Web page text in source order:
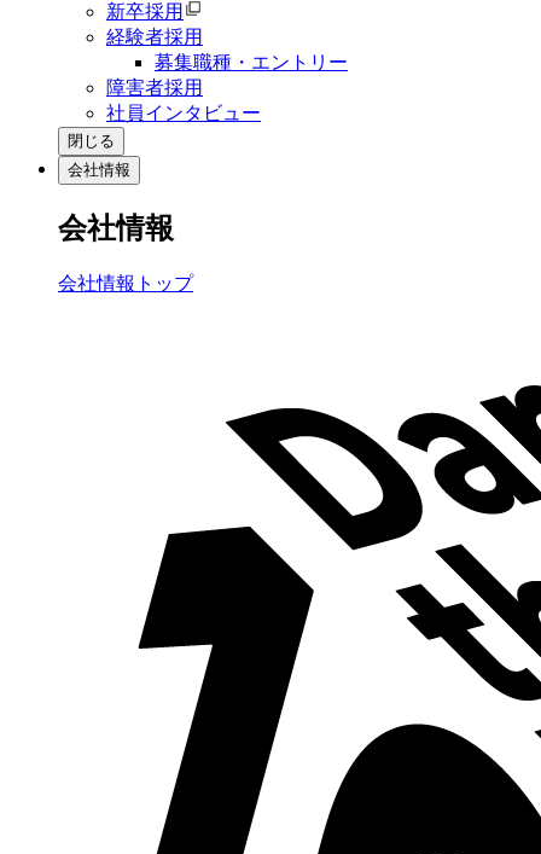
新卒採用
経験者採用
募集職種・エントリー
障害者採用
社員インタビュー
閉じる
会社情報
会社情報
会社情報トップ